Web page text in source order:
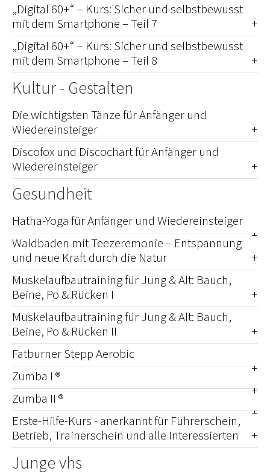
„Digital 60+“ – Kurs: Sicher und selbstbewusst
mit dem Smartphone – Teil 7
„Digital 60+“ – Kurs: Sicher und selbstbewusst
mit dem Smartphone – Teil 8
Kultur - Gestalten
Die wichtigsten Tänze für Anfänger und
Wiedereinsteiger
Discofox und Discochart für Anfänger und
Wiedereinsteiger
Gesundheit
Hatha-Yoga für Anfänger und Wiedereinsteiger
Waldbaden mit Teezeremonie – Entspannung
und neue Kraft durch die Natur
Muskelaufbautraining für Jung & Alt: Bauch,
Beine, Po & Rücken I
Muskelaufbautraining für Jung & Alt: Bauch,
Beine, Po & Rücken II
Fatburner Stepp Aerobic
Zumba I ®
Zumba II ®
Erste-Hilfe-Kurs - anerkannt für Führerschein,
Betrieb, Trainerschein und alle Interessierten
Junge vhs